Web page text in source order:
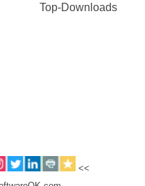
Top-Downloads
<<